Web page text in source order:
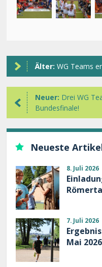
Älter:WG Teams
Neuer: Drei WG
Bundesfinale!
Neueste
8. Juli 2026
7. Juli 2026
Mai 2026